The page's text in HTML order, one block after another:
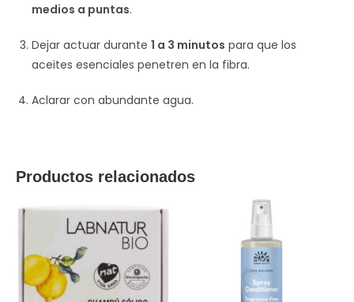
medios a puntas.
Dejar actuar durante 1 a 3 minutos para que los
aceites esenciales penetren en la fibra.
Aclarar con abundante agua.
Productos relacionados